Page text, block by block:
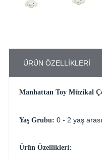
ÜRÜN ÖZELLIKLERI
Manhattan Toy Müzikal
Yaş Grubu: 0 - 2 yaş
Ürün Özellikleri: